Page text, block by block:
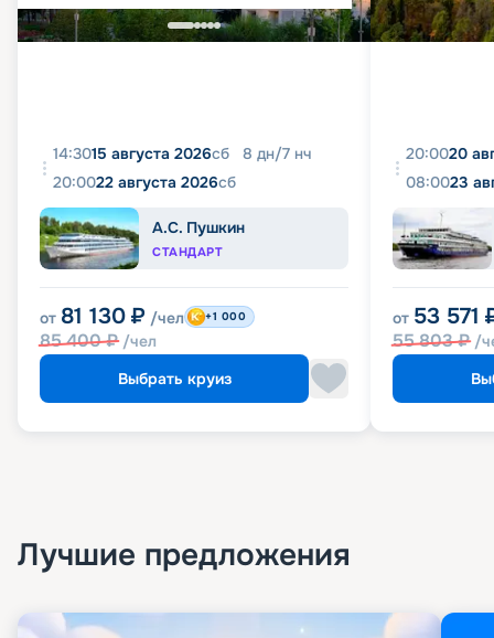
14:3015 августа 2026сб 8 дн/7 нч
20:0022 августа 2026сб
А.С. Пушкин
СТАНДАРТ
от 81 130 ₽ /чел
85 400₽ /чел
+1 000
Выбрать круиз
20:0020
08:0023
от 53 571
55 803₽ /
Лучшие предложения